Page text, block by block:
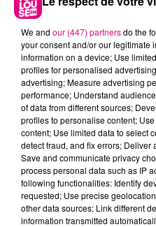
22 juillet 2026
Toulouse :
secteur François
We and our (447) partnersdo the
your consent and/or our legitimate
information on a device; Use
profiles for personalised
advertising; Measure advertising
performance; Understand
of data from different sources;
profiles to personalise content;
content; Use limited data to select
detect fraud, and fix errors;
Save and communicate privacy
process personal data such as IP
following functionalities: Identify
requested; Use precise
other data sources; Link different
information transmitted